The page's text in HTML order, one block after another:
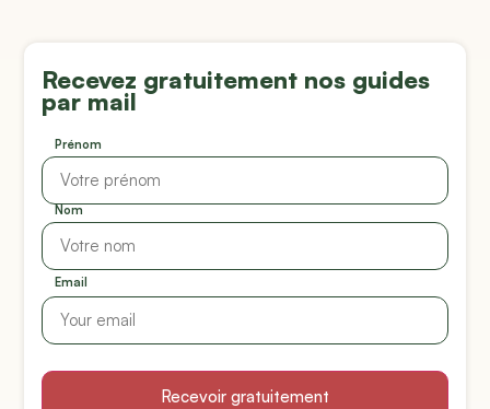
Recevez gratuitement nos guides
par mail
Prénom
Nom
Email
Recevoir gratuitement